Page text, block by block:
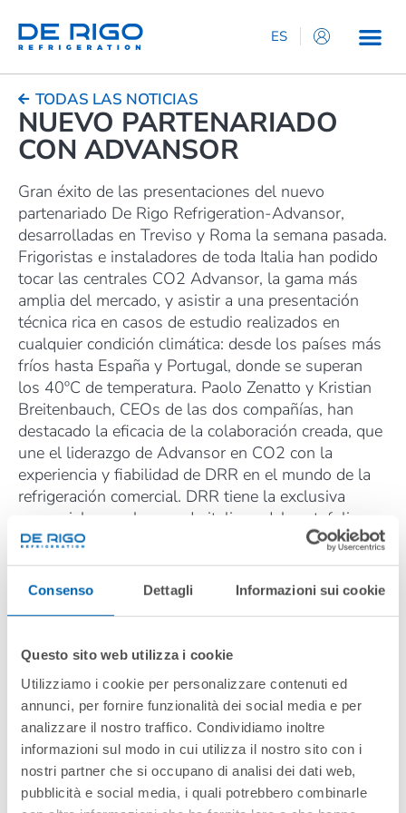
Consenso Dettagli Informazioni sui cookie
Questo sito web utilizza i cookie
Utilizziamo i cookie per personalizzare contenuti ed
annunci, per fornire funzionalità dei social media e per
analizzare il nostro traffico. Condividiamo inoltre
informazioni sul modo in cui utilizza il nostro sito con i
nostri partner che si occupano di analisi dei dati web,
pubblicità e social media, i quali potrebbero combinarle
ES
IT
DE
TODAS LAS NOTICIAS
NUEVO PARTENARIADO
CON ADVANSOR
Gran éxito de las presentaciones del nuevo
partenariado De Rigo Refrigeration-Advansor,
desarrolladas en Treviso y Roma la semana pasada.
Frigoristas e instaladores de toda Italia han podido
tocar las centrales CO2 Advansor, la gama más
amplia del mercado, y asistir a una presentación
técnica rica en casos de estudio realizados en
cualquier condición climática: desde los países más
fríos hasta España y Portugal, donde se superan
los 40ºC de temperatura. Paolo Zenatto y Kristian
Breitenbauch, CEOs de las dos compañías, han
destacado la eficacia de la colaboración creada, que
une el liderazgo de Advansor en CO2 con la
experiencia y fiabilidad de DRR en el mundo de la
refrigeración comercial. DRR tiene la exclusiva
comercial para el mercado italiano del portafolio
completo de productos Advansor.
Informaciónsobre el tratamiento de datos personales